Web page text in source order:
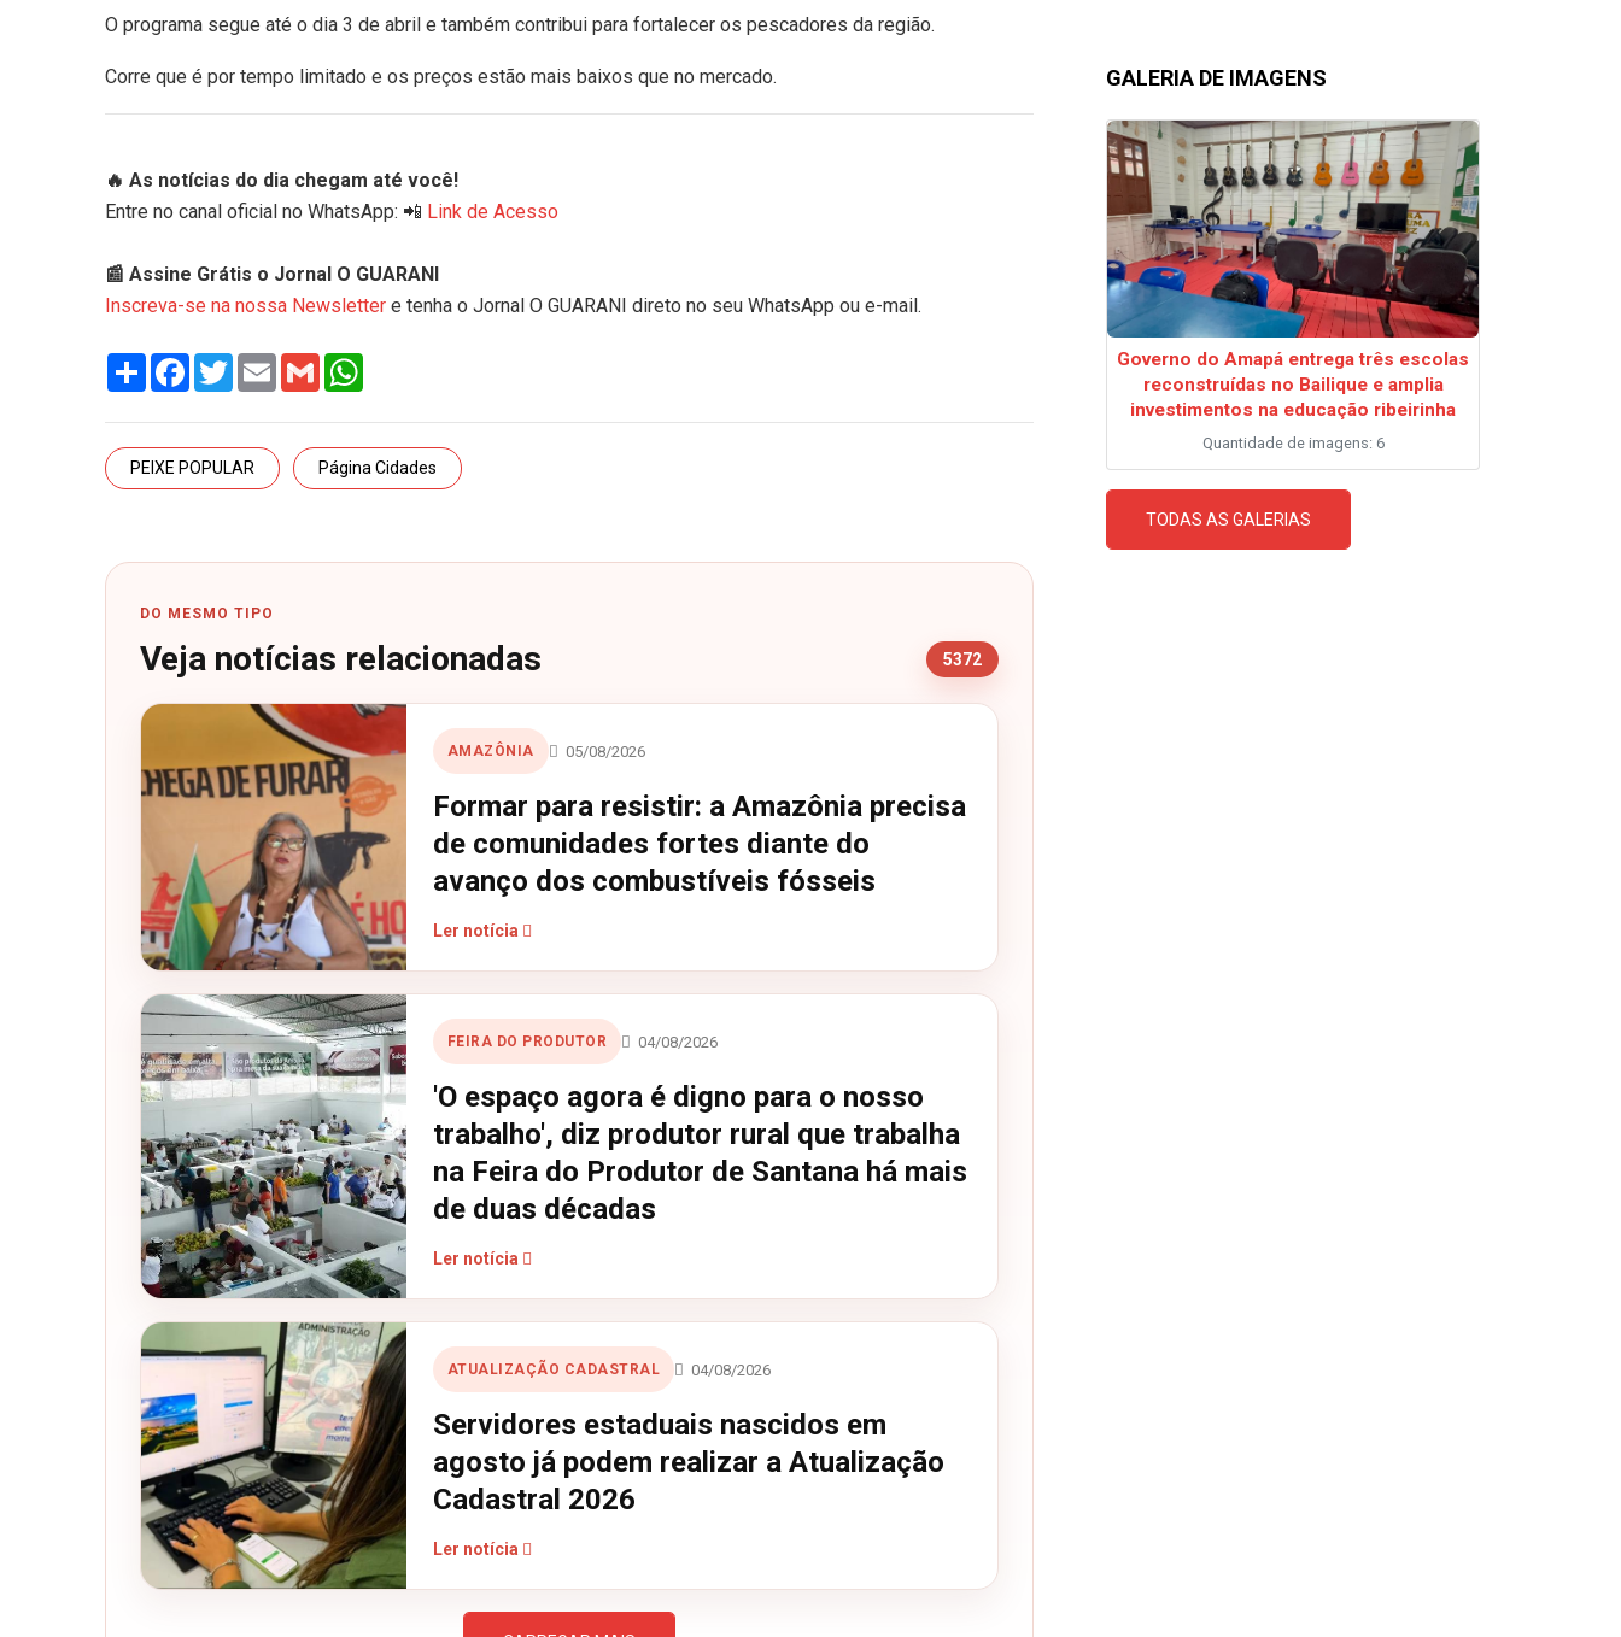
O programa segue até o dia 3 de abril e também contribui para fortalecer os pescadores da região.
Corre que é por tempo limitado e os preços estão mais baixos que no mercado.
🔥 As notícias do dia chegam até você!
Entre no canal oficial no WhatsApp: 📲 Link de Acesso
📰 Assine Grátis o Jornal O GUARANI
Inscreva-se na nossa Newsletter e tenha o Jornal O GUARANI direto no seu WhatsApp ou e-mail.
Share Facebook
TwitterEmail Gmail
PEIXE POPULAR Página Cidades
DO MESMO TIPO
Veja notícias relacionadas 5372
AMAZÔNIA 05/08/2026
Formar para resistir: a Amazônia precisa
de comunidades fortes diante do
avanço dos combustíveis fósseis
Ler notícia
FEIRA DO PRODUTOR 04/08/2026
'O espaço agora é digno para o nosso
trabalho', diz produtor rural que trabalha
na Feira do Produtor de Santana há mais
de duas décadas
Ler notícia
ATUALIZAÇÃO CADASTRAL 04/08/2026
Servidores estaduais nascidos em
agosto já podem realizar a Atualização
Cadastral 2026
Ler notícia
GALERIA DE IMAGENS
Governo do Amapá entrega três escolas
reconstruídas no Bailique e amplia
investimentos na educação ribeirinha
Quantidade de imagens: 6
TODAS AS GALERIAS